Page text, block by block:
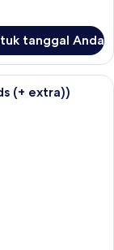
tanggal Anda
kerja, tirai kedap
(+ extra))